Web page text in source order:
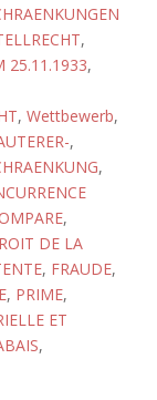
,
25.11.1933,
, Wettbewerb,
,
,
,
DE LA
, FRAUDE,
, PRIME,
ET
,